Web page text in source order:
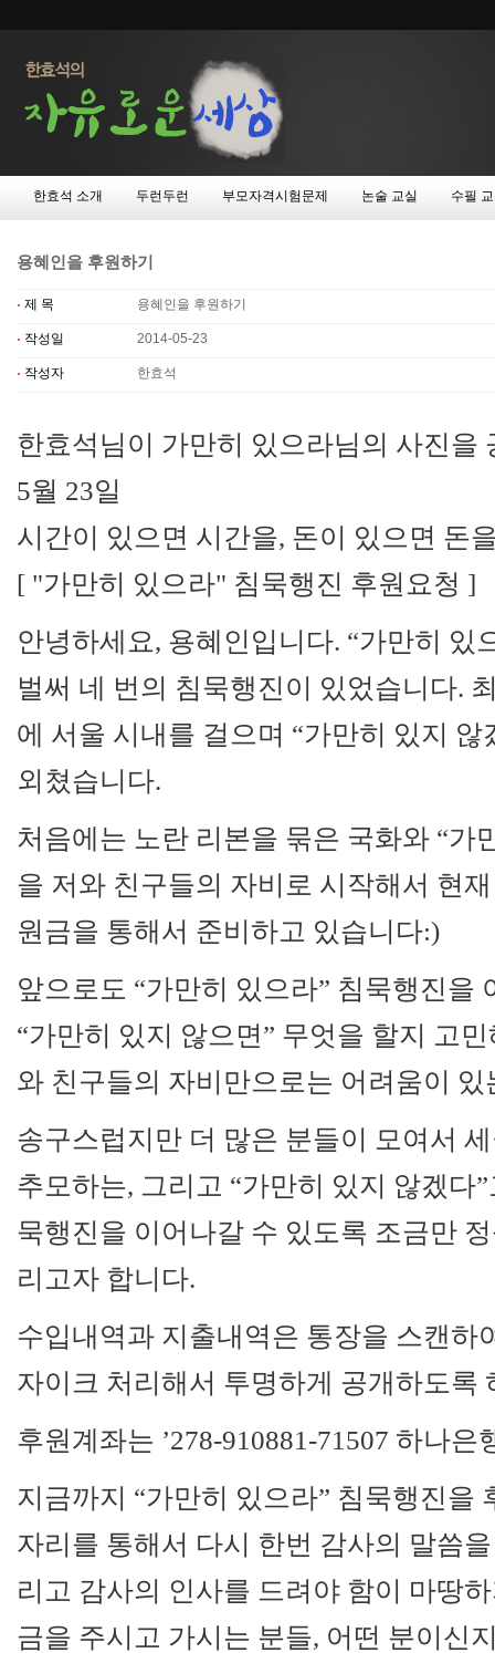
한효석 소개 두런두런 부모자격시험문제 논술 교실 수필
용혜인을 후원하기
제 목 용혜인을 후원하기
작성일 2014-05-23
작성자 한효석
한효석님이 가만히 있으라님의 사진을
5월 23일
시간이 있으면 시간을, 돈이 있으면 돈
[ "가만히 있으라" 침묵행진 후원요청 ]
안녕하세요, 용혜인입니다. “가만히 있
벌써 네 번의 침묵행진이 있었습니다.
에 서울 시내를 걸으며 “가만히 있지
외쳤습니다.
처음에는 노란 리본을 묶은 국화와 “가
을 저와 친구들의 자비로 시작해서 현
원금을 통해서 준비하고 있습니다:)
앞으로도 “가만히 있으라” 침묵행진을
“가만히 있지 않으면” 무엇을 할지 고
와 친구들의 자비만으로는 어려움이
송구스럽지만 더 많은 분들이 모여서
추모하는, 그리고 “가만히 있지 않겠다
묵행진을 이어나갈 수 있도록 조금만
리고자 합니다.
수입내역과 지출내역은 통장을 스캔하
자이크 처리해서 투명하게 공개하도록
후원계좌는 ’278-910881-71507 하나은
지금까지 “가만히 있으라” 침묵행진을
자리를 통해서 다시 한번 감사의 말씀
리고 감사의 인사를 드려야 함이 마땅
금을 주시고 가시는 분들, 어떤 분이신